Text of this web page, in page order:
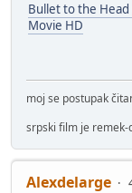
Bullet to the Head
Movie HD
moj se postupak
srpski film je remek-
Alexdelarge